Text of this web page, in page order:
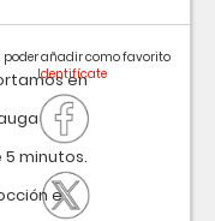
en
minutos.
e
poder añadir como favorito